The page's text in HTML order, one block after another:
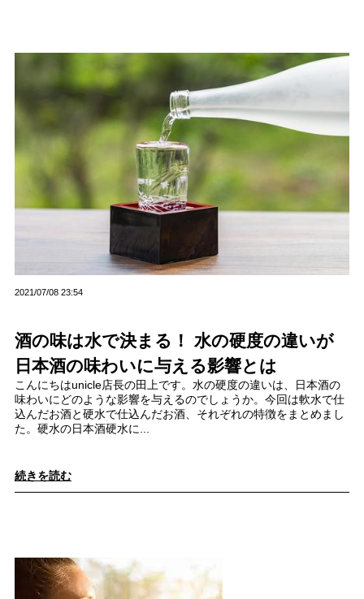
酒の味は水で決まる！ 水の硬度の違いが
日本酒の味わいに与える影響とは
2021/07/08 23:54
こんにちはunicle店長の田上です。水の硬度の違いは、日本酒の
味わいにどのような影響を与えるのでしょうか。今回は軟水で仕
込んだお酒と硬水で仕込んだお酒、それぞれの特徴をまとめまし
た。硬水の日本酒硬水に...
続きを読む